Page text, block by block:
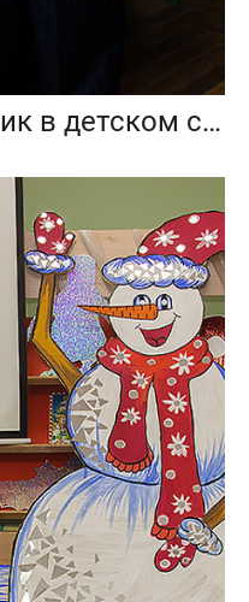
Новогодний утренник в детском саду